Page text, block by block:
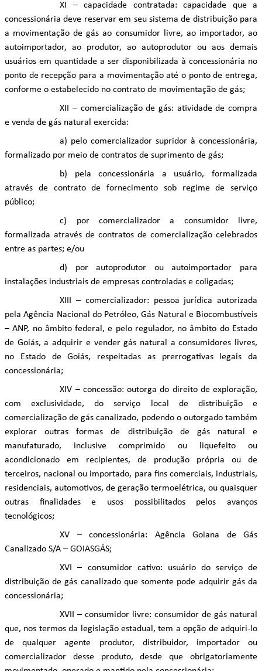
XI – capacidade contratada: capacidade que a
concessionária deve reservar em seu sistema de distribuição para
a movimentação de gás ao consumidor livre, ao importador, ao
autoimportador, ao produtor, ao autoprodutor ou aos demais
usuários em quantidade a ser disponibilizada à concessionária no
ponto de recepção para a movimentação até o ponto de entrega,
conforme o estabelecido no contrato de movimentação de gás;
XII – comercialização de gás: atividade de compra
e venda de gás natural exercida:
a) pelo comercializador supridor à concessionária,
formalizado por meio de contratos de suprimento de gás;
b) pela concessionária a usuário, formalizada
através de contrato de fornecimento sob regime de serviço
público;
c) por comercializador a consumidor livre,
formalizada através de contratos de comercialização celebrados
entre as partes; e/ou
d) por autoprodutor ou autoimportador para
instalações industriais de empresas controladas e coligadas;
XIII – comercializador: pessoa jurídica autorizada
pela Agência Nacional do Petróleo, Gás Natural e Biocombustíveis
– ANP, no âmbito federal, e pelo regulador, no âmbito do Estado
de Goiás, a adquirir e vender gás natural a consumidores livres,
no Estado de Goiás, respeitadas as prerrogativas legais da
concessionária;
XIV – concessão: outorga do direito de exploração,
com exclusividade, do serviço local de distribuição e
comercialização de gás canalizado, podendo o outorgado também
explorar outras formas de distribuição de gás natural e
manufaturado, inclusive comprimido ou liquefeito ou
acondicionado em recipientes, de produção própria ou de
terceiros, nacional ou importado, para fins comerciais, industriais,
residenciais, automotivos, de geração termoelétrica, ou quaisquer
outras finalidades e usos possibilitados pelos avanços
tecnológicos;
XV – concessionária: Agência Goiana de Gás
Canalizado S/A – GOIASGÁS;
XVI – consumidor cativo: usuário do serviço de
distribuição de gás canalizado que somente pode adquirir gás da
concessionária;
XVII – consumidor livre: consumidor de gás natural
que, nos termos da legislação estadual, tem a opção de adquiri-lo
de qualquer agente produtor, distribuidor, importador ou
comercializador desse produto, desde que obrigatoriamente